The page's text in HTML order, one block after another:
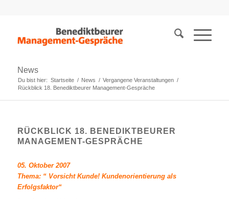
News
Du bist hier: Startseite / News / Vergangene Veranstaltungen /
Rückblick 18. Benediktbeurer Management-Gespräche
RÜCKBLICK 18. BENEDIKTBEURER
MANAGEMENT-GESPRÄCHE
05. Oktober 2007
Thema: “ Vorsicht Kunde! Kundenorientierung als
Erfolgsfaktor“